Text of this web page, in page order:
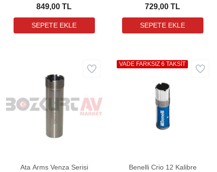
849,00 TL 729,00 TL
Ata Arms Venza Serisi
Benelli Crio 12 Kalibre
VADE FARKSIZ 6 TAKSİT